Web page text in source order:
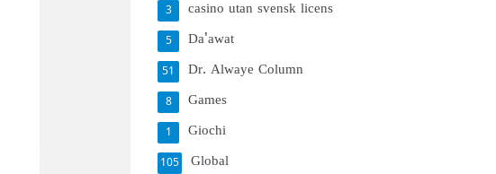
casino utan svensk licens
3
Da'awat
5
Dr. Alwaye Column
51
Games
8
Giochi
1
Global
105